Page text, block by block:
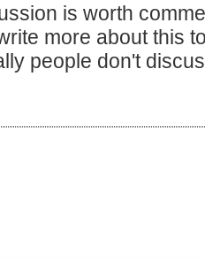
is worth
more about this
people don't